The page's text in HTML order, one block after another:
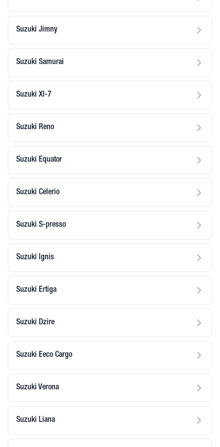
Suzuki Jimny
Suzuki Samurai
Suzuki Xl-7
Suzuki Reno
Suzuki Equator
Suzuki Celerio
Suzuki S-presso
Suzuki Ignis
Suzuki Ertiga
Suzuki Dzire
Suzuki Eeco Cargo
Suzuki Verona
Suzuki Liana